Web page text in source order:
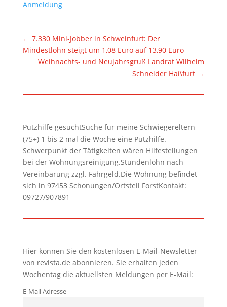
Anmeldung
← 7.330 Mini-Jobber in Schweinfurt: Der
Mindestlohn steigt um 1,08 Euro auf 13,90 Euro
Weihnachts- und Neujahrsgruß Landrat Wilhelm
Schneider Haßfurt →
Putzhilfe gesuchtSuche für meine Schwiegereltern
(75+) 1 bis 2 mal die Woche eine Putzhilfe.
Schwerpunkt der Tätigkeiten wären Hilfestellungen
bei der Wohnungsreinigung.Stundenlohn nach
Vereinbarung zzgl. Fahrgeld.Die Wohnung befindet
sich in 97453 Schonungen/Ortsteil ForstKontakt:
09727/907891
Hier können Sie den kostenlosen E-Mail-Newsletter
von revista.de abonnieren. Sie erhalten jeden
Wochentag die aktuellsten Meldungen per E-Mail:
E-Mail Adresse